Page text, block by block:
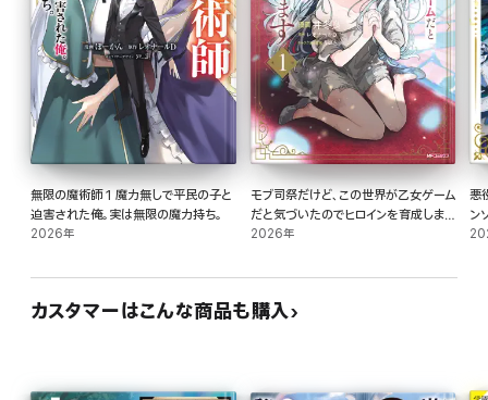
無限の魔術師 1 魔力無しで平民の子と
迫害された俺。実は無限の魔力持ち。
2026年
モブ司祭だけど、この世界が乙女ゲーム
だと気づいたのでヒロインを育成します
1
2026年
悪
ン
カスタマーはこんな商品も購入